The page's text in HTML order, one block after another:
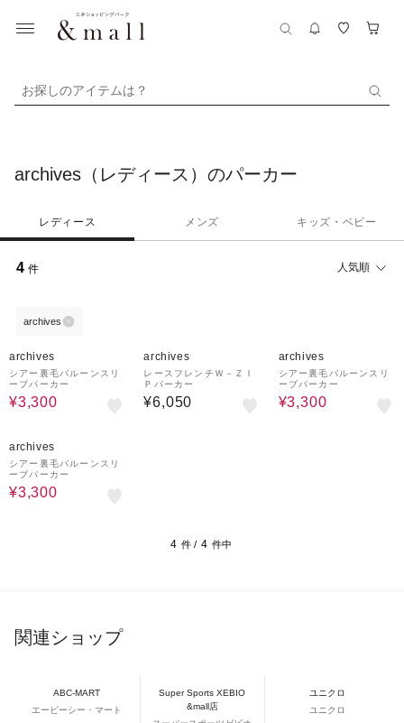
お探しのアイテムは？
archives（レディース）のパーカー
レディース メンズ キッズ・ベビー
4 件 人気順
archives
archives
シアー裏毛バルーンスリ
ーブパーカー
¥3,300
archives
レースフレンチＷ－ＺＩ
Ｐパーカー
¥6,050
archives
シアー裏毛バルーンスリ
ーブパーカー
¥3,300
archives
シアー裏毛バルーンスリ
ーブパーカー
¥3,300
4 件 / 4 件中
関連ショップ
ABC-MART
エービーシー・マート
Super Sports XEBIO
&mall店
ユニクロ
ユニクロ